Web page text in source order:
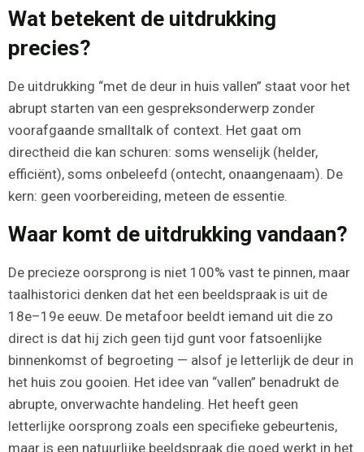
Wat betekent de uitdrukking
precies?
De uitdrukking “met de deur in huis vallen” staat voor het
abrupt starten van een gespreksonderwerp zonder
voorafgaande smalltalk of context. Het gaat om
directheid die kan schuren: soms wenselijk (helder,
efficiënt), soms onbeleefd (ontecht, onaangenaam). De
kern: geen voorbereiding, meteen de essentie.
Waar komt de uitdrukking vandaan?
De precieze oorsprong is niet 100% vast te pinnen, maar
taalhistorici denken dat het een beeldspraak is uit de
18e–19e eeuw. De metafoor beeldt iemand uit die zo
direct is dat hij zich geen tijd gunt voor fatsoenlijke
binnenkomst of begroeting — alsof je letterlijk de deur in
het huis zou gooien. Het idee van “vallen” benadrukt de
abrupte, onverwachte handeling. Het heeft geen
letterlijke oorsprong zoals een specifieke gebeurtenis,
maar is een natuurlijke beeldspraak die goed werkt in het